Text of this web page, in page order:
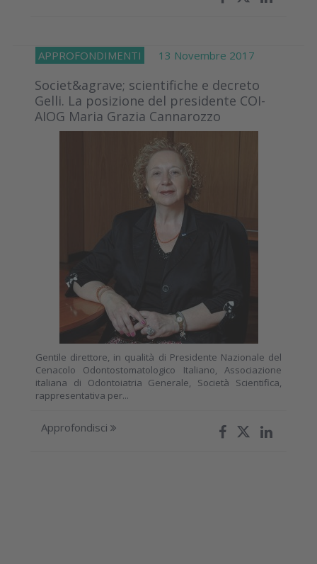
APPROFONDIMENTI 13 Novembre 2017
Societ&agrave; scientifiche e decreto
Gelli. La posizione del presidente COI-
AIOG Maria Grazia Cannarozzo
Gentile direttore, in qualità di Presidente Nazionale del
Cenacolo Odontostomatologico Italiano, Associazione
italiana di Odontoiatria Generale, Società Scientifica,
rappresentativa per...
Approfondisci